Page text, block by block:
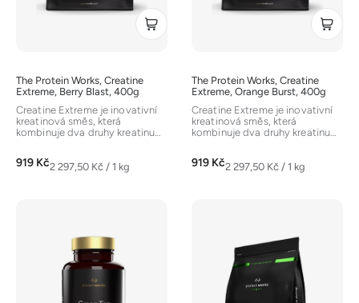
The Protein Works, Creatine
Extreme, Berry Blast, 400g
919 KčMěrná
2 297,50 Kč / 1 kg
Creatine Extreme je inovativní
kreatinová směs, která
kombinuje dva druhy kreatinu
The Protein Works, Creatine
Extreme, Orange Burst, 400g
919 KčMěrná
2 297,50 Kč / 1 kg
Creatine Extreme je inovativní
kreatinová směs, která
kombinuje dva druhy kreatinu